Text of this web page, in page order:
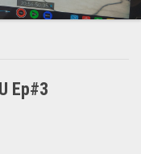
Ep#3